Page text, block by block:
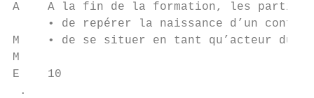
A    A la fin de la formation, les
• de repérer la naissance d’un
M    • de se situer en tant qu’acteur du
M
E    10
.